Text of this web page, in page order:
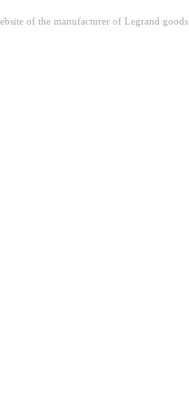
of the manufacturer of Legrand goods.